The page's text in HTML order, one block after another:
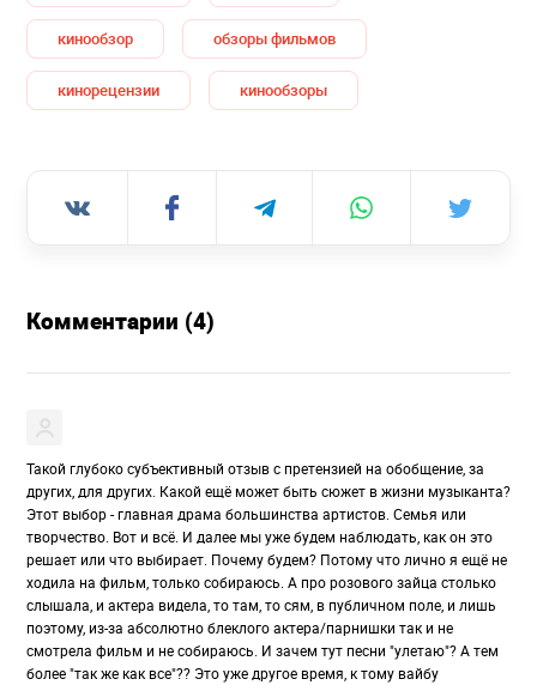
кинообзор обзоры фильмов
кинорецензии кинообзоры
Комментарии (4)
Такой глубоко субъективный отзыв с претензией на обобщение, за
других, для других. Какой ещё может быть сюжет в жизни музыканта?
Этот выбор - главная драма большинства артистов. Семья или
творчество. Вот и всё. И далее мы уже будем наблюдать, как он это
решает или что выбирает. Почему будем? Потому что лично я ещё не
ходила на фильм, только собираюсь. А про розового зайца столько
слышала, и актера видела, то там, то сям, в публичном поле, и лишь
поэтому, из-за абсолютно блеклого актера/парнишки так и не
смотрела фильм и не собираюсь. И зачем тут песни "улетаю"? А тем
более "так же как все"?? Это уже другое время, к тому вайбу